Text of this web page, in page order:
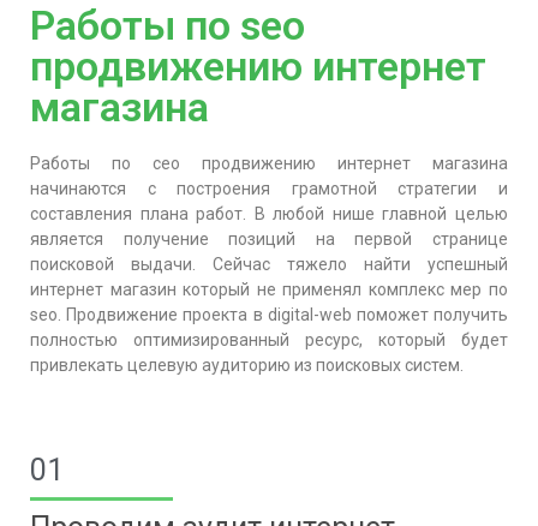
Работы по seo
продвижению интернет
магазина
Работы по сео продвижению интернет магазина
начинаются с построения грамотной стратегии и
составления плана работ. В любой нише главной целью
является получение позиций на первой странице
поисковой выдачи. Сейчас тяжело найти успешный
интернет магазин который не применял комплекс мер по
seo. Продвижение проекта в digital-web поможет получить
полностью оптимизированный ресурс, который будет
привлекать целевую аудиторию из поисковых систем.
01